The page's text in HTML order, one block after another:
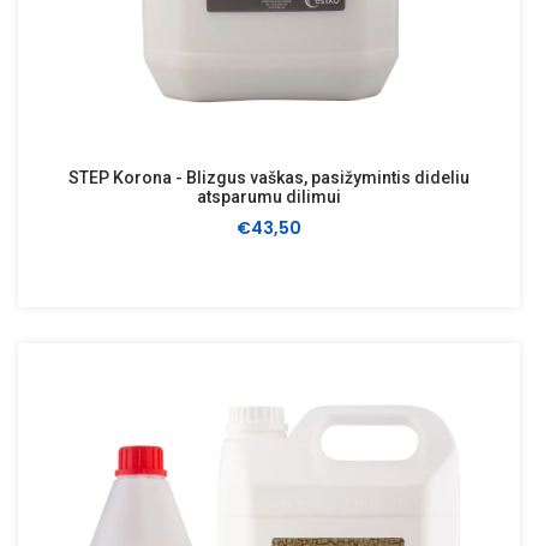
STEP Korona - Blizgus vaškas, pasižymintis dideliu
atsparumu dilimui
€43,50